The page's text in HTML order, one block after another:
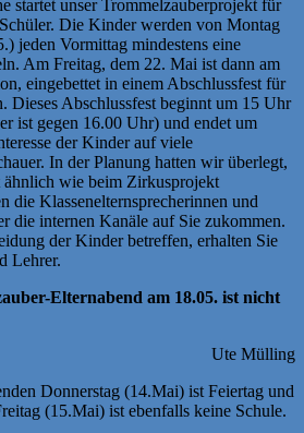
startet unser Trommelzauberprojekt für
Die Kinder werden von Montag
jeden Vormittag mindestens eine
Am Freitag, dem 22. Mai ist dann am
eingebettet in einem Abschlussfest für
Dieses Abschlussfest beginnt um 15 Uhr
ist gegen 16.00 Uhr) und endet um
der Kinder auf viele
In der Planung hatten wir überlegt,
ähnlich wie beim Zirkusprojekt
die Klassenelternsprecherinnen und
die internen Kanäle auf Sie zukommen.
der Kinder betreffen, erhalten Sie
Lehrer.
Elternabend am 18.05. ist nicht
Ute Mülling
Donnerstag (14.Mai) ist Feiertag und
(15.Mai) ist ebenfalls keine Schule.